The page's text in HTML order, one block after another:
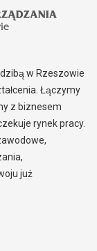
w Rzeszowie
Łączymy
z biznesem
rynek pracy.
już